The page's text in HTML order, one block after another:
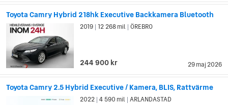
Toyota Camry Hybrid 218hk Executive Backkamera Bluetooth
29 maj 2026
2019 12 268 mil ÖREBRO
244 900 kr
Toyota Camry 2.5 Hybrid Executive / Kamera, BLIS, Rattvärme
2022 4 590 mil ARLANDASTAD